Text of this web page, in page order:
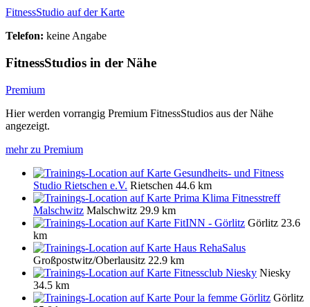
FitnessStudio auf der Karte
Telefon: keine Angabe
FitnessStudios in der Nähe
Premium
Hier werden vorrangig Premium FitnessStudios aus der Nähe
angezeigt.
mehr zu Premium
Gesundheits- und Fitness
Studio Rietschen e.V. Rietschen 44.6 km
Prima Klima Fitnesstreff
Malschwitz Malschwitz 29.9 km
FitINN - Görlitz Görlitz 23.6
km
Haus RehaSalus
Großpostwitz/Oberlausitz 22.9 km
Fitnessclub Niesky Niesky
34.5 km
Pour la femme Görlitz Görlitz